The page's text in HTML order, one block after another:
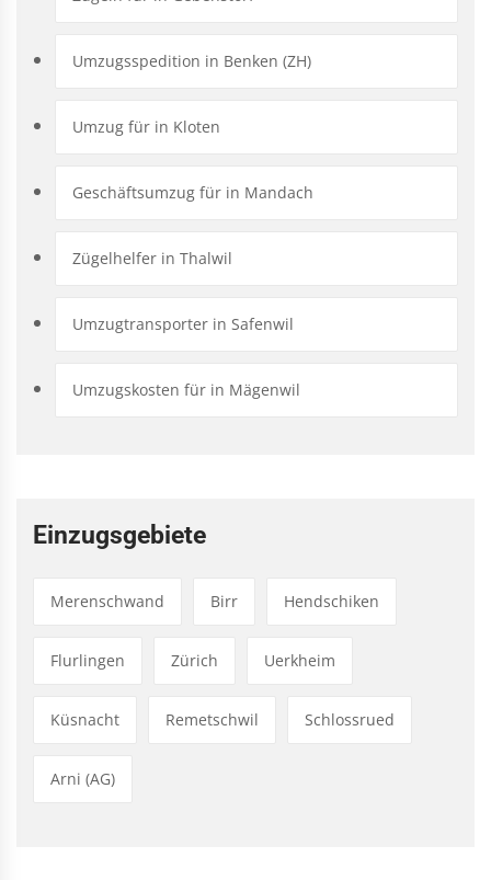
Umzugsspedition in Benken (ZH)
Umzug für in Kloten
Geschäftsumzug für in Mandach
Zügelhelfer in Thalwil
Umzugtransporter in Safenwil
Umzugskosten für in Mägenwil
Einzugsgebiete
Merenschwand Birr Hendschiken
Flurlingen Zürich Uerkheim
Küsnacht Remetschwil Schlossrued
Arni (AG)